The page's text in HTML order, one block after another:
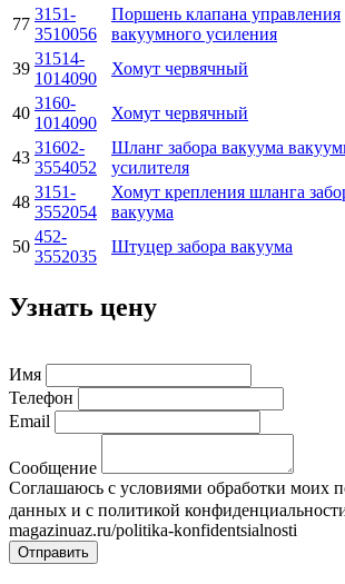
77
3151-
3510056
Поршень клапана управления
вакуумного усиления
39
31514-
1014090
Хомут червячный
40
3160-
1014090
Хомут червячный
43
31602-
3554052
Шланг забора вакуума
усилителя
48
3151-
3552054
Хомут крепления шланга
вакуума
50
452-
3552035
Штуцер забора вакуума
Узнать цену
Имя
Телефон
Email
Сообщение
Соглашаюсь с условиями обработки моих
данных и с политикой
magazinuaz.ru/politika-konfidentsialnosti
Отправить